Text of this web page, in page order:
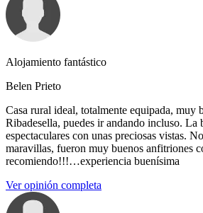
Alojamiento fantástico
Belen Prieto
Casa rural ideal, totalmente equipada, muy
Ribadesella, puedes ir andando incluso. La
espectaculares con unas preciosas vistas.
maravillas, fueron muy buenos anfitriones
recomiendo!!!…experiencia buenísima
Ver opinión completa